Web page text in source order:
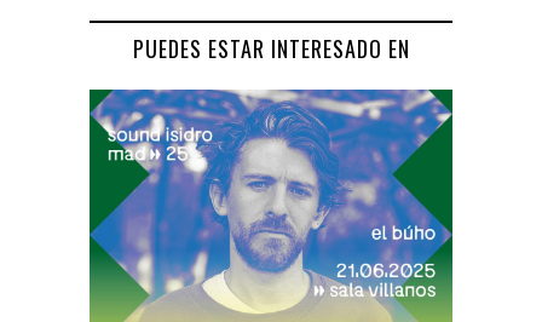
PUEDES ESTAR INTERESADO EN